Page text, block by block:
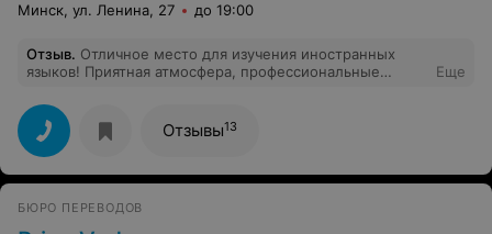
Минск, ул. Ленина, 27 до 19:00
Отзыв. Отличное место для изучения иностранных
языков! Приятная атмосфера, профессиональные
их подать и чувством юмора :) Центр города, рядом
метро "Пролетарская". Отдельная благодарность
Сергею Самохвалу и Наталье Журавлевой!
Еще
Отзывы13
БЮРО ПЕРЕВОДОВ